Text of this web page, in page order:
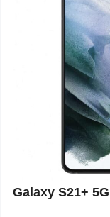
Galaxy S21+ 5G